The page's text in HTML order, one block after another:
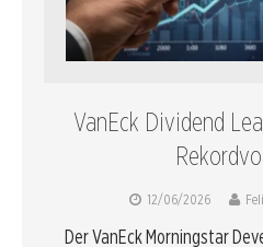
VanEck Dividend
12/06/2026
Der VanEck Morningstar